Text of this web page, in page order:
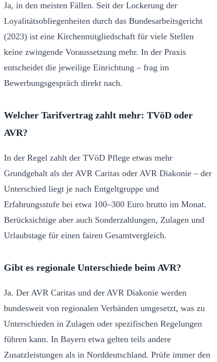
Ja, in den meisten Fällen. Seit der Lockerung der
Loyalitätsobliegenheiten durch das Bundesarbeitsgericht
(2023) ist eine Kirchenmitgliedschaft für viele Stellen
keine zwingende Voraussetzung mehr. In der Praxis
entscheidet die jeweilige Einrichtung – frag im
Bewerbungsgespräch direkt nach.
Welcher Tarifvertrag zahlt mehr: TVöD oder
AVR?
In der Regel zahlt der TVöD Pflege etwas mehr
Grundgehalt als der AVR Caritas oder AVR Diakonie – der
Unterschied liegt je nach Entgeltgruppe und
Erfahrungsstufe bei etwa 100–300 Euro brutto im Monat.
Berücksichtige aber auch Sonderzahlungen, Zulagen und
Urlaubstage für einen fairen Gesamtvergleich.
Gibt es regionale Unterschiede beim AVR?
Ja. Der AVR Caritas und der AVR Diakonie werden
bundesweit von regionalen Verbänden umgesetzt, was zu
Unterschieden in Zulagen oder spezifischen Regelungen
führen kann. In Bayern etwa gelten teils andere
Zusatzleistungen als in Norddeutschland. Prüfe immer den